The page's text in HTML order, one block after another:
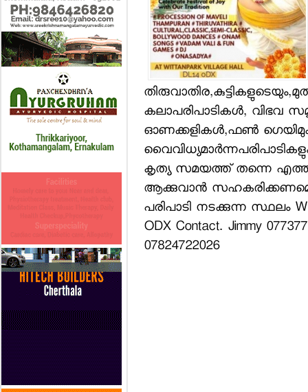
കലാപരിപാടികള്‍, വിഭവ
ഓണക്കളികള്‍,ഫണ്‍
കൃത്യ സമയത്ത് തന്നെ എത്തി
ആക്കുവാന്‍
പരിപാടി നടക്കുന്ന സ്ഥലം
ODX Contact. Jimmy
07824722026